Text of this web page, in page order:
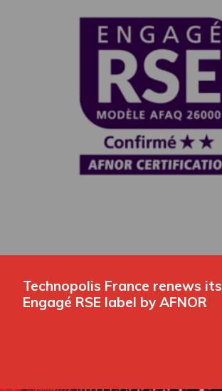
Technopolis France renews its
Engagé RSE label by AFNOR